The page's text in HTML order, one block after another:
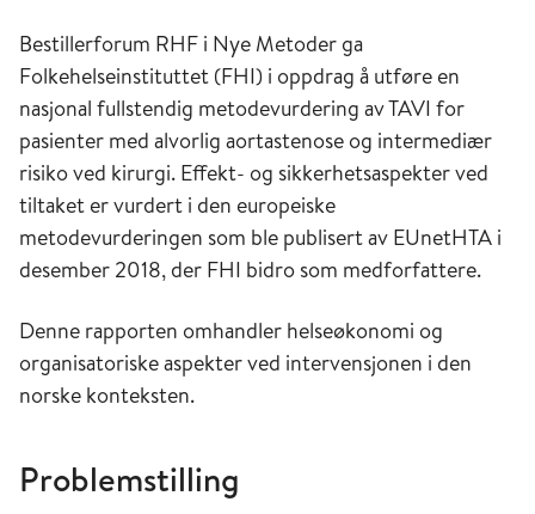
Bestillerforum RHF i Nye Metoder ga
Folkehelseinstituttet (FHI) i oppdrag å utføre en
nasjonal fullstendig metodevurdering av TAVI for
pasienter med alvorlig aortastenose og intermediær
risiko ved kirurgi. Effekt- og sikkerhetsaspekter ved
tiltaket er vurdert i den europeiske
metodevurderingen som ble publisert av EUnetHTA i
desember 2018, der FHI bidro som medforfattere.
Denne rapporten omhandler helseøkonomi og
organisatoriske aspekter ved intervensjonen i den
norske konteksten.
Problemstilling